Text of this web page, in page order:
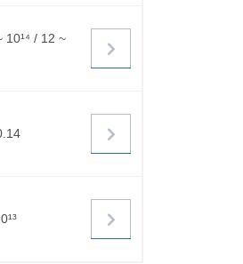
10¹⁴ / 12 ~